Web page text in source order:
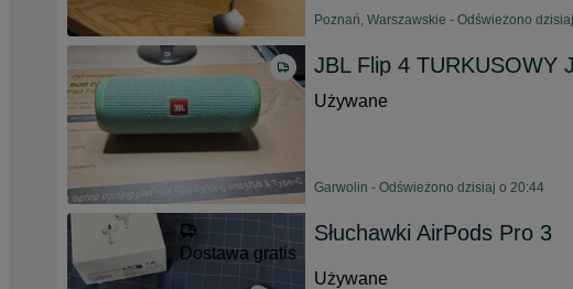
Poznań, Warszawskie - Odświeżono
JBL Flip 4 TURKUSOWY
Używane
Garwolin - Odświeżono dzisiaj o 20:44
Dostawa gratis
Słuchawki AirPods Pro 3
Używane